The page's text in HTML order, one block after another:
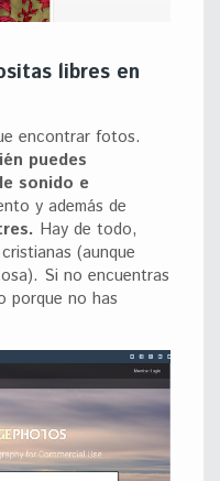
libres en
encontrar fotos.
puedes
sonido e
y además de
Hay de todo,
(aunque
Si no encuentras
porque no has